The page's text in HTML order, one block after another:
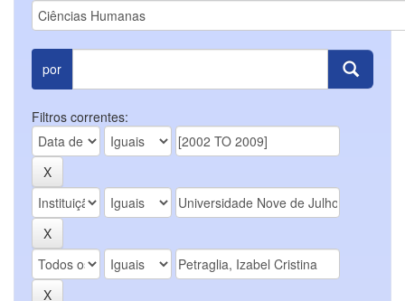
por
Filtros correntes: